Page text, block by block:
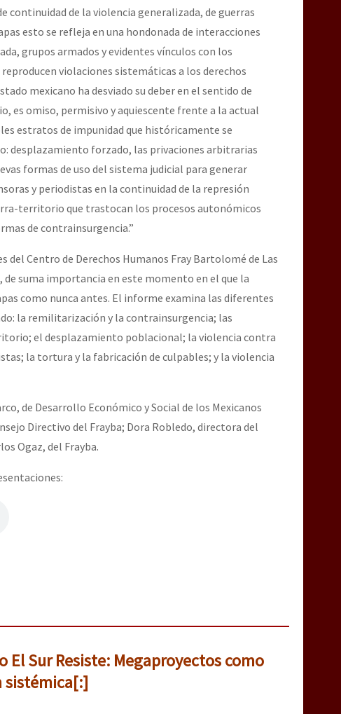
de Jesús Plácido Galindo y el alto a la guerra contra el CIPOG-EZ
no Estado Espanhol
lutas pela memória, a justiça e a dignidade
Resistencia y Rebeldía
continuidad de laviolencia generalizada, de guerras
esto se refleja en una hondonada de interacciones
grupos armados y evidentes vínculos con los
violaciones sistemáticas a los derechos
mexicano ha desviado su deberen el sentido de
es omiso, permisivo y aquiescente frente a la actual
estratos de impunidad que históricamente se
desplazamiento forzado, las privaciones arbitrarias
formas de uso del sistema judicial para generar
y periodistas en la continuidad de la represión
territorio que trastocan los procesosautonómicos
de contrainsurgencia.”
del Centro de Derechos Humanos Fray Bartolomé de Las
, de suma importancia en este momento en el que la
como nunca antes. El informe examina las diferentes
la remilitarización y la contrainsurgencia; las
el desplazamiento poblacional; la violencia contra
la tortura y la fabricación de culpables; y la violencia
de Desarrollo Económico y Social de los Mexicanos
Directivo del Frayba; Dora Robledo, directora del
Ogaz, del Frayba.
Sur Resiste: Megaproyectos como
sistémica[:]